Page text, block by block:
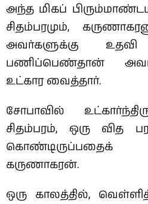
அந்த மிகப்
சிதம்பரமும்,
அவர்களுக்கு
பணிப்பெண்தான்
உட்கார வைத்தார்.
சோபாவில்
சிதம்பரம், ஒரு வித‌
கருணாகரன்.
ஒரு காலத்தில்,